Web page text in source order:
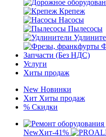
Крепеж
Насосы
Пылесосы
Запчасти (Без НДС)
Услуги
Хиты продаж
New Новинки
Хит Хиты продаж
% Скидки
NewХит-41%